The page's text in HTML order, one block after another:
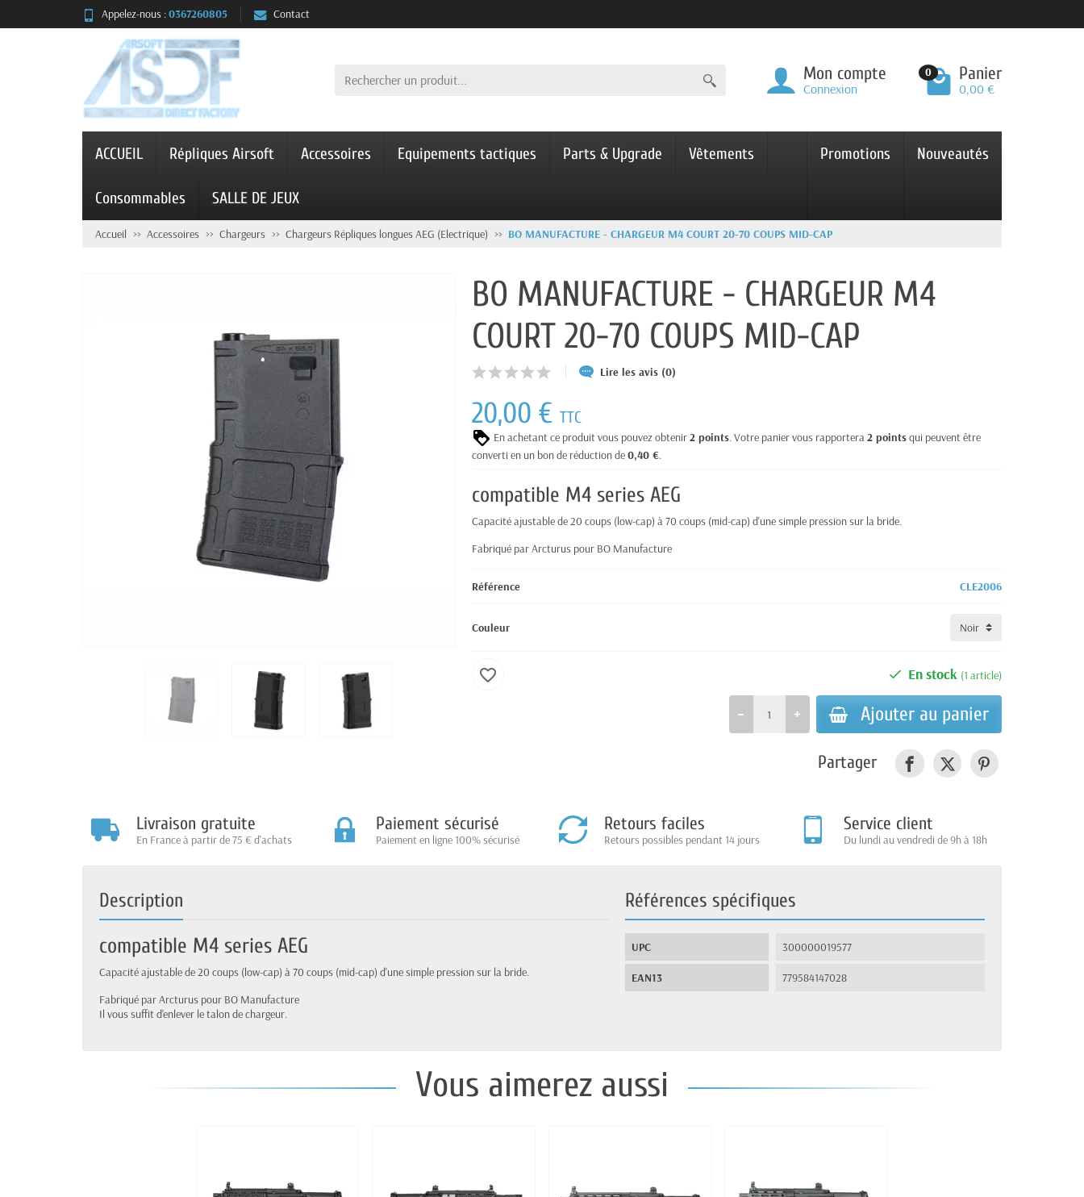
Appelez-nous :0367260805 Contact
Mon compte
Connexion
0 Panier
0,00 €
ACCUEIL Répliques Airsoft Accessoires Equipements tactiques Parts & Upgrade Vêtements
Consommables SALLE DE JEUX
Promotions Nouveautés
Accueil Accessoires Chargeurs Chargeurs Répliques longues AEG (Electrique) BO MANUFACTURE - CHARGEUR M4 COURT 20-70 COUPS MID-CAP
BO MANUFACTURE - CHARGEUR M4
COURT 20-70 COUPS MID-CAP
Lire les avis (0)
20,00 €TTC
En achetant ce produit vous pouvez obtenir2 points. Votre panier vous rapportera2 pointsqui peuvent être
converti en un bon de réduction de0,40 €.
compatible M4 series AEG
Capacité ajustable de 20 coups (low-cap) à 70 coups (mid-cap) d'une simple pression sur la bride.
Fabriqué par Arcturus pour BO Manufacture
Référence CLE2006
Couleur
En stock (1 article)
Ajouter au panier
favorite_border
Partager
Livraison gratuite
En France à partir de 75 € d'achats
Paiement sécurisé
Paiement en ligne 100% sécurisé
Retours faciles
Retours possibles pendant 14 jours
Service client
Du lundi au vendredi de 9h à 18h
Description
compatible M4 series AEG
Capacité ajustable de 20 coups (low-cap) à 70 coups (mid-cap) d'une simple pression sur la bride.
Fabriqué par Arcturus pour BO Manufacture
Il vous suffit d'enlever le talon de chargeur.
Références spécifiques
UPC 300000019577
EAN13 779584147028
Vous aimerez aussi